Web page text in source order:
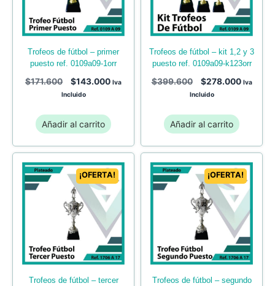
trofeos de fútbol – primer
puesto ref. 0109a09-1orr
$171.600 $143.000 Iva
Incluido
Añadir al carrito
trofeos de fútbol – kit 1,2 y 3
puesto ref. 0109a09-k123orr
$399.600 $278.000 Iva
Incluido
Añadir al carrito
¡OFERTA!
trofeos de fútbol – tercer
¡OFERTA!
trofeos de fútbol – segundo